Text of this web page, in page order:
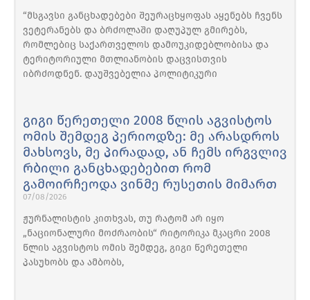
“მსგავსი განცხადებები შეურაცხყოფას აყენებს ჩვენს
ვეტერანებს და ბრძოლაში დაღუპულ გმირებს,
რომლებიც საქართველოს დამოუკიდებლობისა და
ტერიტორიული მთლიანობის დაცვისთვის
იბრძოდნენ. დაუშვებელია პოლიტიკური
გიგი წერეთელი 2008 წლის აგვისტოს
ომის შემდეგ პერიოდზე: მე არასდროს
მახსოვს, მე პირადად, ან ჩემს ირგვლივ
რბილი განცხადებებით რომ
გამოირჩეოდა ვინმე რუსეთის მიმართ
07/08/2026
ჟურნალისტის კითხვას, თუ რატომ არ იყო
„ნაციონალური მოძრაობის“ რიტორიკა მკაცრი 2008
წლის აგვისტოს ომის შემდეგ, გიგი წერეთელი
პასუხობს და ამბობს,